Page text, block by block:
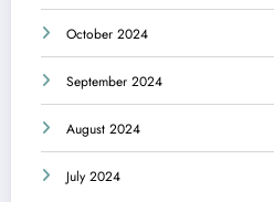
October 2024
September 2024
August 2024
July 2024